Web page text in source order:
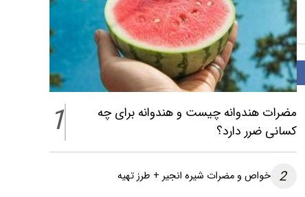
مضرات هندوانه چیست و هندوانه برای چه
کسانی ضرر دارد؟
1
2 خواص و مضرات شیره انجیر + طرز تهیه